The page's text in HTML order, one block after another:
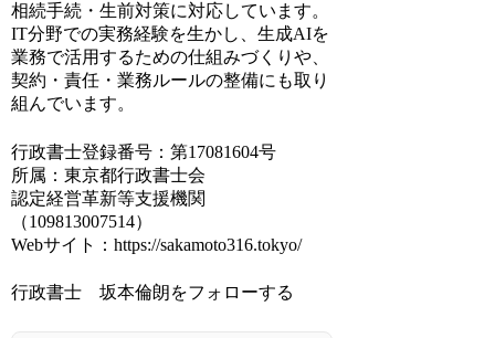
相続手続・生前対策に対応しています。
IT分野での実務経験を生かし、生成AIを
業務で活用するための仕組みづくりや、
契約・責任・業務ルールの整備にも取り
組んでいます。
行政書士登録番号：第17081604号
所属：東京都行政書士会
認定経営革新等支援機関
（109813007514）
Webサイト：https://sakamoto316.tokyo/
行政書士 坂本倫朗をフォローする